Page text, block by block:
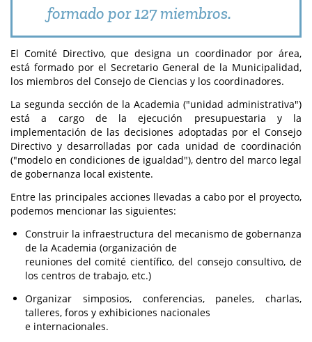
formado por 127 miembros.
El Comité Directivo, que designa un coordinador por área,
está formado por el Secretario General de la Municipalidad,
los miembros del Consejo de Ciencias y los coordinadores.
La segunda sección de la Academia ("unidad administrativa")
está a cargo de la ejecución presupuestaria y la
implementación de las decisiones adoptadas por el Consejo
Directivo y desarrolladas por cada unidad de coordinación
("modelo en condiciones de igualdad"), dentro del marco legal
de gobernanza local existente.
Entre las principales acciones llevadas a cabo por el proyecto,
podemos mencionar las siguientes:
Construir la infraestructura del mecanismo de gobernanza
de la Academia (organización de
reuniones del comité científico, del consejo consultivo, de
los centros de trabajo, etc.)
Organizar simposios, conferencias, paneles, charlas,
talleres, foros y exhibiciones nacionales
e internacionales.